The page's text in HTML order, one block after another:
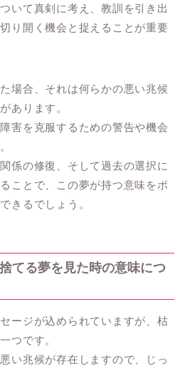
いて真剣に考え、教訓を引き出
り開く機会と捉えることが重要
場合、それは何らかの悪い兆候
あります。
害を克服するための警告や機会
係の修復、そして過去の選択に
ことで、この夢が持つ意味をポ
きるでしょう。
てる夢を見た時の意味につ
ージが込められていますが、枯
つです。
い兆候が存在しますので、じっ